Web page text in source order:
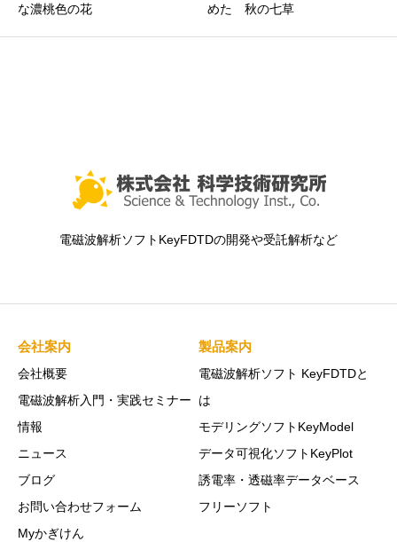
な濃桃色の花
めた 秋の七草
電磁波解析ソフトKeyFDTDの開発や受託解析など
会社案内
会社概要
電磁波解析入門・実践セミナー
情報
ニュース
ブログ
お問い合わせフォーム
Myかぎけん
製品案内
電磁波解析ソフト KeyFDTDと
は
モデリングソフトKeyModel
データ可視化ソフトKeyPlot
誘電率・透磁率データベース
フリーソフト